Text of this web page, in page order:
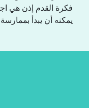
فكرة القدم إذن هي
يمكنه أن يبدأ